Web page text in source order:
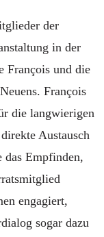
der
in der
François und die
François
die langwierigen
Austausch
Empfinden,
engagiert,
sogar dazu